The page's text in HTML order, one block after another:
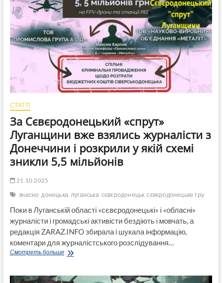
ТРУ»,
питає
громадська
активістка
Юлія
Глушко
СТАТТІ
За Сєвєродонецький «спрут»
Луганщини вже взялись журналісти з
Донеччини і розкрили у якій схемі
зникли 5,5 мільйонів
21.10.2025
вчасно донецька луганська сєвєродонецьк сєвєродонецьке тру
Поки в Луганській області «сєвєродонецькі» і «обласні»
журналісти і громадські активісти бездіють і мовчать, а
редакція ZARAZ.INFO збирала і шукала інформацію,
коментари для журналістського розслідування…
Смотреть большеЗа
Луганщини